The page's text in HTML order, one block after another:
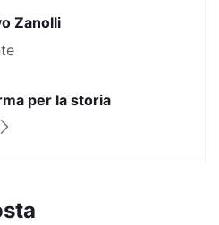
Zanolli
per la storia